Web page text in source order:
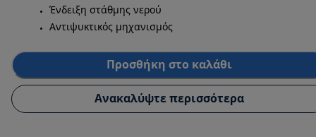
Ένδειξη στάθμης νερού
Αντιψυκτικός μηχανισμός
Προσθήκη στο καλάθι
Ανακαλύψτε περισσότερα